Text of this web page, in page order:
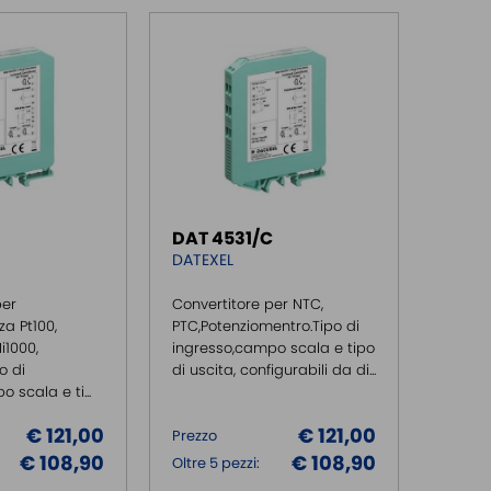
Pt100,
di
scala e ti...
€ 121,00
€ 108,90
DAT 4531/C
DATEXEL
Convertitore per NTC,
PTC,Potenziomentro.Tipo di
ingresso,campo scala e tipo
di uscita, configurabili da di...
Prezzo € 121,00
Oltre 5 pezzi: € 108,90